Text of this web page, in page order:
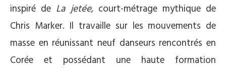
inspiré de La jetée, court-métrage mythique de
Chris Marker. Il travaille sur les mouvements de
masse en réunissant neuf danseurs rencontrés en
Corée et possédant une haute formation